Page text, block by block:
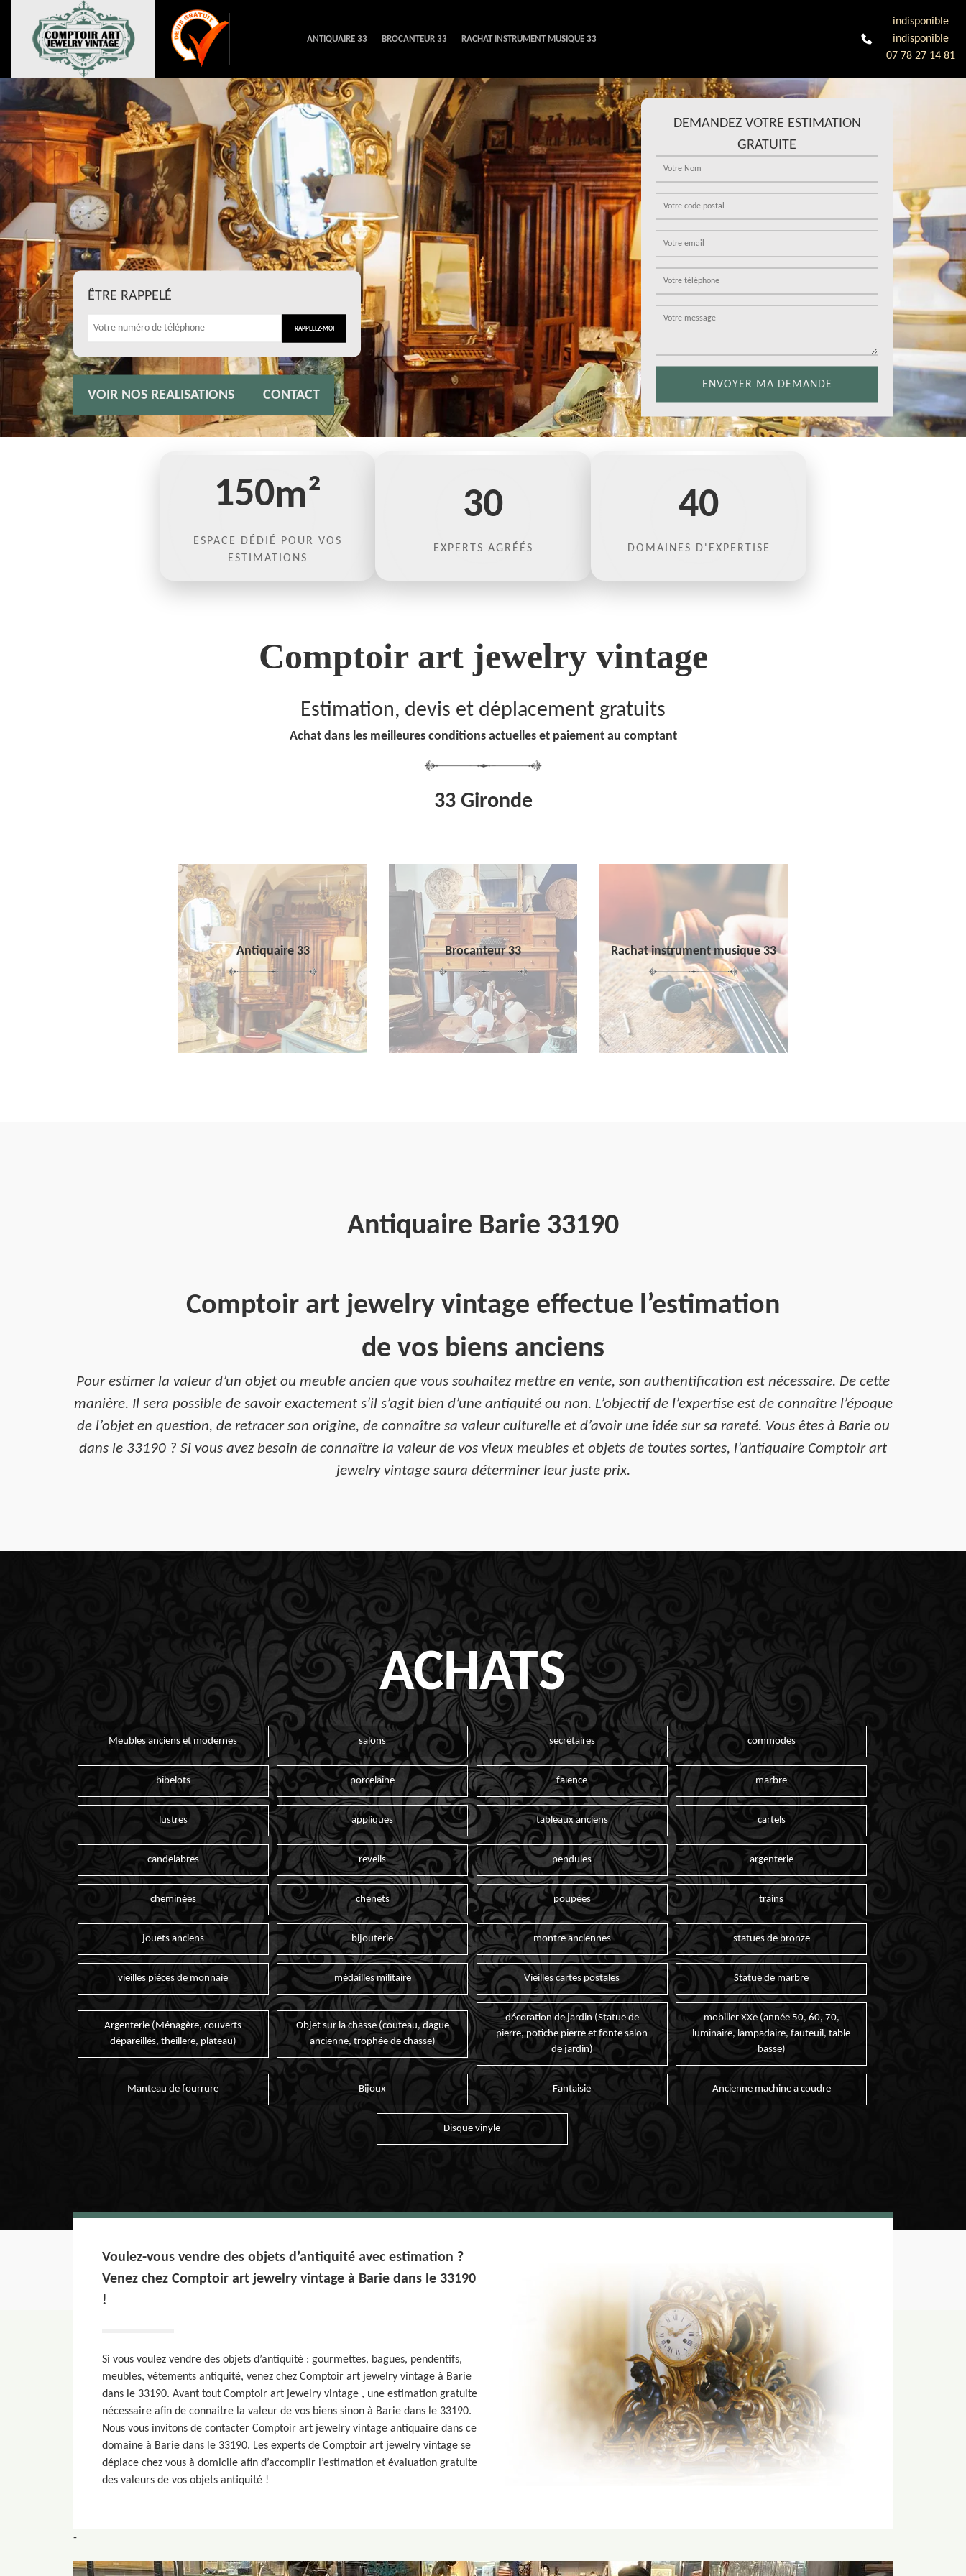
ANTIQUAIRE 33 BROCANTEUR 33 RACHAT INSTRUMENT MUSIQUE 33
indisponible
indisponible
07 78 27 14 81
ÊTRE RAPPELÉ
VOIR NOS REALISATIONS CONTACT
DEMANDEZ VOTRE ESTIMATION
GRATUITE
150m²
ESPACE DÉDIÉ POUR VOS
ESTIMATIONS
30
EXPERTS AGRÉÉS
40
DOMAINES D'EXPERTISE
Comptoir art jewelry vintage
Estimation, devis et déplacement gratuits
Achat dans les meilleures conditions actuelles et paiement au comptant
33 Gironde
Antiquaire 33 Brocanteur 33 Rachat instrument musique 33
Antiquaire Barie 33190
Comptoir art jewelry vintage effectue l’estimation
de vos biens anciens
Pour estimer la valeur d’un objet ou meuble ancien que vous souhaitez mettre en vente, son authentification est nécessaire. De cette
manière. Il sera possible de savoir exactement s’il s’agit bien d’une antiquité ou non. L’objectif de l’expertise est de connaître l’époque
de l’objet en question, de retracer son origine, de connaître sa valeur culturelle et d’avoir une idée sur sa rareté. Vous êtes à Barie ou
dans le 33190 ? Si vous avez besoin de connaître la valeur de vos vieux meubles et objets de toutes sortes, l’antiquaire Comptoir art
jewelry vintage saura déterminer leur juste prix.
ACHATS
Meubles anciens et modernes salons secrétaires commodes
bibelots porcelaine faïence marbre
lustres appliques tableaux anciens cartels
candelabres reveils pendules argenterie
cheminées chenets poupées trains
jouets anciens bijouterie montre anciennes statues de bronze
vieilles pièces de monnaie médailles militaire Vieilles cartes postales Statue de marbre
Argenterie (Ménagère, couverts
dépareillés, theillere, plateau)
Objet sur la chasse (couteau, dague
ancienne, trophée de chasse)
décoration de jardin (Statue de
pierre, potiche pierre et fonte salon
de jardin)
mobilier XXe (année 50, 60, 70,
luminaire, lampadaire, fauteuil, table
basse)
Manteau de fourrure Bijoux Fantaisie Ancienne machine a coudre
Disque vinyle
Voulez-vous vendre des objets d’antiquité avec estimation ?
Venez chez Comptoir art jewelry vintage à Barie dans le 33190
!
Si vous voulez vendre des objets d’antiquité : gourmettes, bagues, pendentifs,
meubles, vêtements antiquité, venez chez Comptoir art jewelry vintage à Barie
dans le 33190. Avant tout Comptoir art jewelry vintage , une estimation gratuite
nécessaire afin de connaitre la valeur de vos biens sinon à Barie dans le 33190.
Nous vous invitons de contacter Comptoir art jewelry vintage antiquaire dans ce
domaine à Barie dans le 33190. Les experts de Comptoir art jewelry vintage se
déplace chez vous à domicile afin d’accomplir l’estimation et évaluation gratuite
des valeurs de vos objets antiquité !
-